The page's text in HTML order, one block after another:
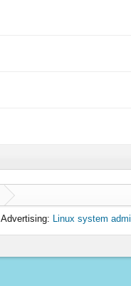
Advertising: Linux system